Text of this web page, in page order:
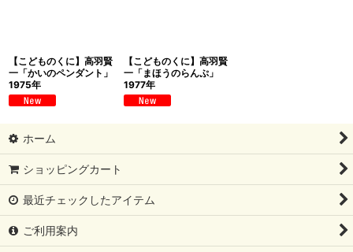
【こどものくに】高羽賢
一「かいのペンダント」
1975年
【こどものくに】高羽賢
一「まほうのらんぷ」
1977年
ホーム
ショッピングカート
最近チェックしたアイテム
ご利用案内